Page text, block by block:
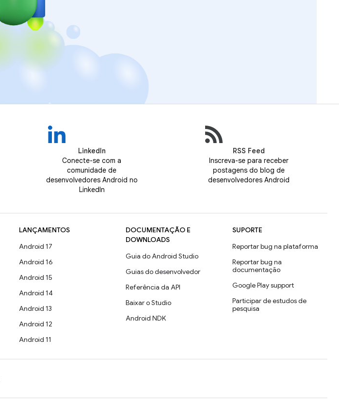
LinkedIn
Conecte-se com a
comunidade de
desenvolvedores Android no
LinkedIn
RSS Feed
Inscreva-se para receber
postagens do blog de
desenvolvedores Android
LANÇAMENTOS
Android 17
Android 16
Android 15
Android 14
Android 13
Android 12
Android 11
DOCUMENTAÇÃO E
DOWNLOADS
Guia do Android Studio
Guias do desenvolvedor
Referência da API
Baixar o Studio
Android NDK
SUPORTE
Reportar bug na plataforma
Reportar bug na
documentação
Google Play support
Participar de estudos de
pesquisa